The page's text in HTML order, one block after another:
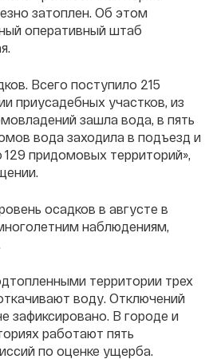
затоплен. Об этом
оперативный штаб
Всего поступило 215
приусадебных участков, из
зашла вода, в пять
вода заходила в подъезд и
придомовых территорий»,
осадков в августе в
наблюдениям,
территории трех
воду. Отключений
зафиксировано. В городе и
работают пять
по оценке ущерба.